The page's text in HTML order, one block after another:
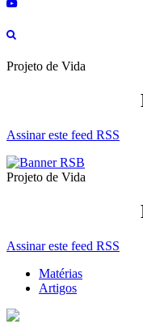
Projeto de Vida
Assinar este feed RSS
Projeto de Vida
Assinar este feed RSS
Matérias
Artigos